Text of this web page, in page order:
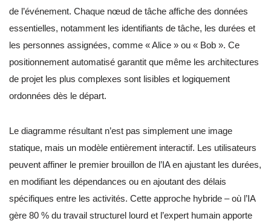
de l’événement. Chaque nœud de tâche affiche des données
essentielles, notamment les identifiants de tâche, les durées et
les personnes assignées, comme « Alice » ou « Bob ». Ce
positionnement automatisé garantit que même les architectures
de projet les plus complexes sont lisibles et logiquement
ordonnées dès le départ.
Le diagramme résultant n’est pas simplement une image
statique, mais un modèle entièrement interactif. Les utilisateurs
peuvent affiner le premier brouillon de l’IA en ajustant les durées,
en modifiant les dépendances ou en ajoutant des délais
spécifiques entre les activités. Cette approche hybride – où l’IA
gère 80 % du travail structurel lourd et l’expert humain apporte